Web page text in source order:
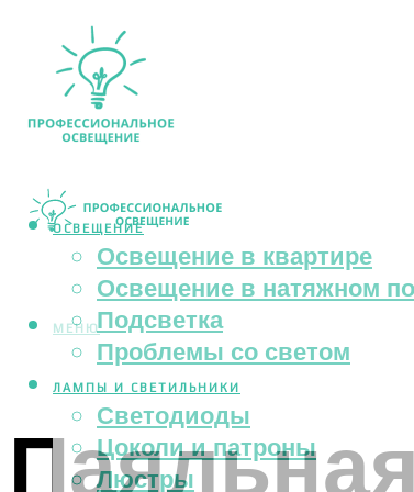
ОСВЕЩЕНИЕ
Освещение в квартире
Освещение в натяжном
Подсветка
Проблемы со светом
ЛАМПЫ И СВЕТИЛЬНИКИ
Светодиоды
Цоколи и патроны
Люстры
МЕНЮ